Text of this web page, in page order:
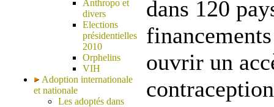
Anthropo et
divers
Elections
présidentielles
2010
Orphelins
VIH
Adoption internationale
et nationale
Les adoptés dans
dans 120
ouvrir un